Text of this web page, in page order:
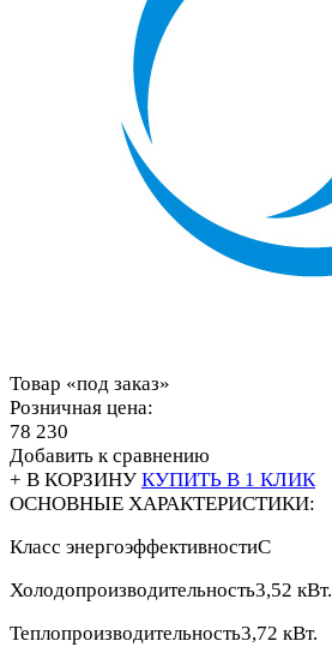
Товар «под заказ»
Розничная цена:
78 230
Добавить к сравнению
+ В КОРЗИНУ КУПИТЬ В 1 КЛИК
ОСНОВНЫЕ ХАРАКТЕРИСТИКИ:
Класс энергоэффективностиС
Холодопроизводительность3,52 кВт.
Теплопроизводительность3,72 кВт.